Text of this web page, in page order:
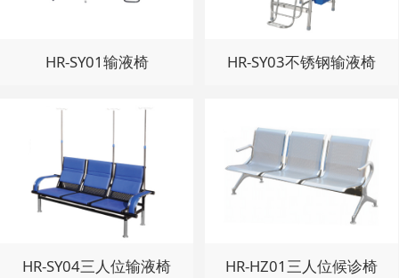
HR-SY01输液椅 HR-SY03不锈钢输液椅
HR-SY04三人位输液椅 HR-HZ01三人位候诊椅